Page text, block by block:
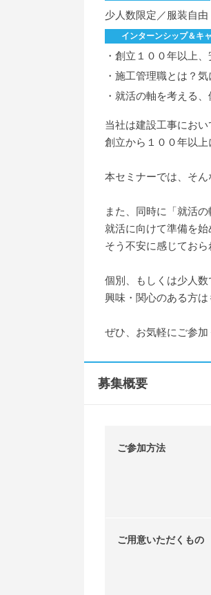
少人数限定／服装自由
インターンシップ＆キ
・創立１００年以上
・施工管理職とは？
・就活の軸を考える
当社は建設工事にお
創立から１００年以
本セミナーでは、そ
また、同時に「就活
就活に向けて準備を
そう不安に感じてお
個別、もしくは少人
興味・関心のある方
ぜひ、お気軽にご参加
募集概要
ご参加方法
ご用意いただくもの